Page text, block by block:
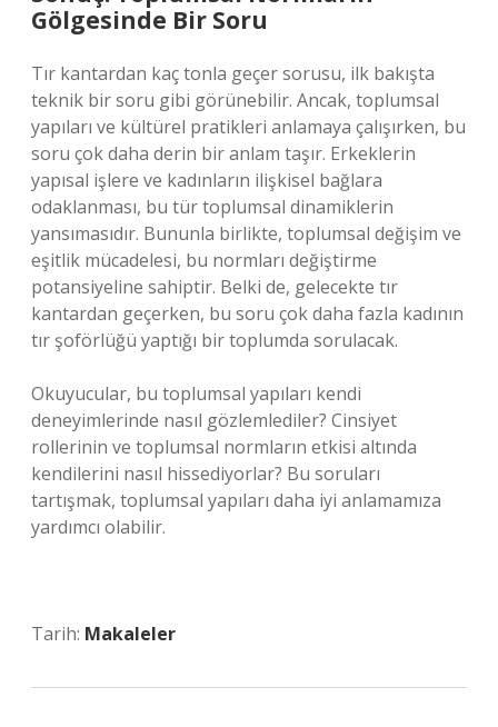
Gölgesinde Bir Soru
Tır kantardan kaç tonla geçer sorusu, ilk bakışta
teknik bir soru gibi görünebilir. Ancak, toplumsal
yapıları ve kültürel pratikleri anlamaya çalışırken, bu
soru çok daha derin bir anlam taşır. Erkeklerin
yapısal işlere ve kadınların ilişkisel bağlara
odaklanması, bu tür toplumsal dinamiklerin
yansımasıdır. Bununla birlikte, toplumsal değişim ve
eşitlik mücadelesi, bu normları değiştirme
potansiyeline sahiptir. Belki de, gelecekte tır
kantardan geçerken, bu soru çok daha fazla kadının
tır şoförlüğü yaptığı bir toplumda sorulacak.
Okuyucular, bu toplumsal yapıları kendi
deneyimlerinde nasıl gözlemlediler? Cinsiyet
rollerinin ve toplumsal normların etkisi altında
kendilerini nasıl hissediyorlar? Bu soruları
tartışmak, toplumsal yapıları daha iyi anlamamıza
yardımcı olabilir.
Tarih: Makaleler